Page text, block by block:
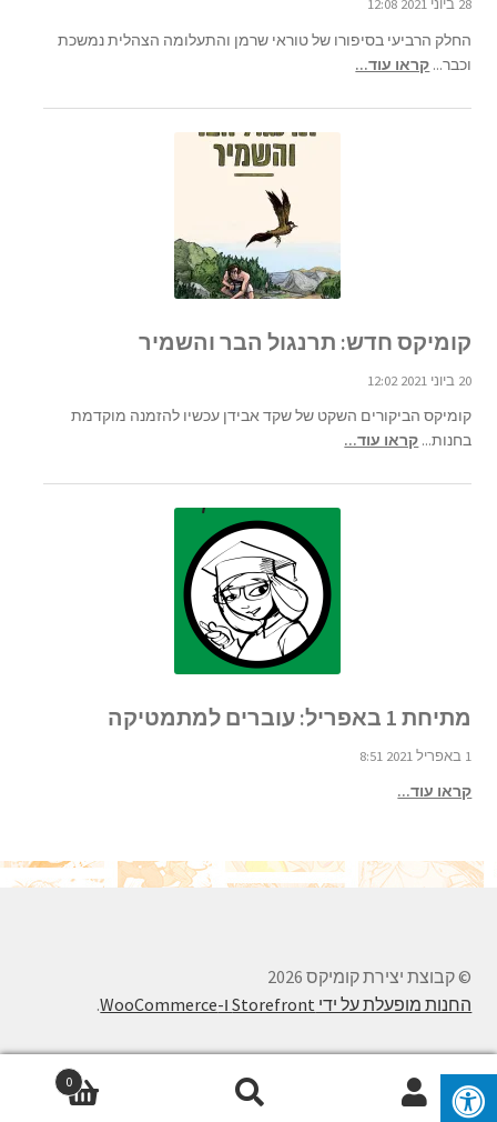
28 ביוני 2021 12:08
החלק הרביעי בסיפורו של טוראי שרמן והתעלומה הצהלית נמשכת
וכבר... קראו עוד...
קומיקס חדש: תרנגול הבר והשמיר
20 ביוני 2021 12:02
קומיקס הביקורים השקט של שקד אבידן עכשיו להזמנה מוקדמת
בחנות... קראו עוד...
מתיחת 1 באפריל: עוברים למתמטיקה
1 באפריל 2021 8:51
קראו עוד...
© קבוצת יצירת קומיקס 2026
החנות מופעלת על ידי Storefront ו-WooCommerce
.
חיפוש
חיפוש
0